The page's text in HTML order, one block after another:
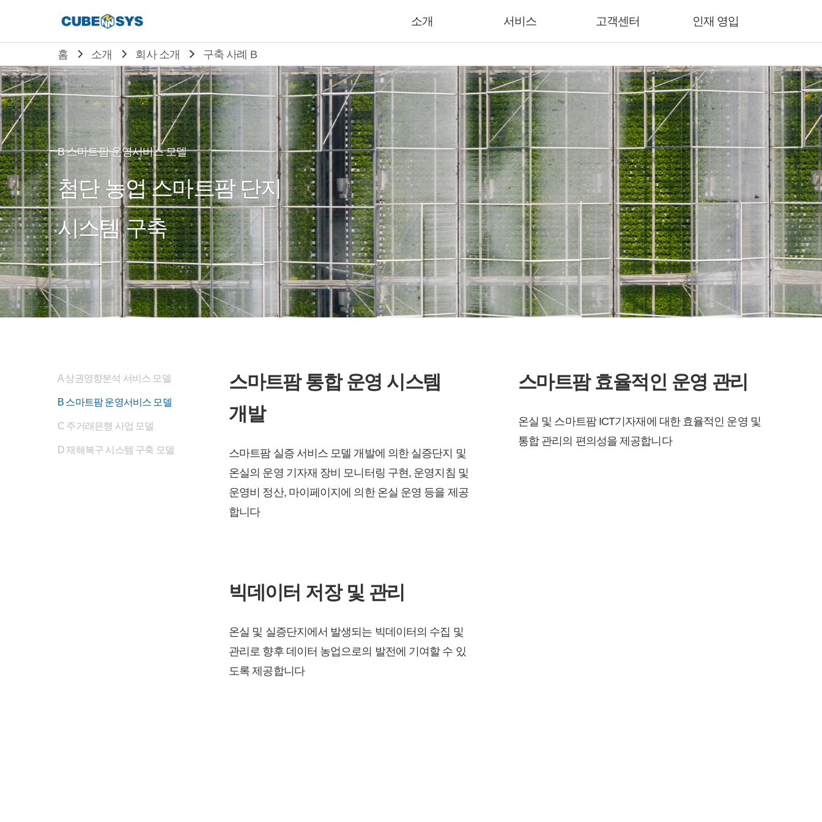
소개 서비스 고객센터 인재 영입
홈 소개 회사 소개 구축 사례 B
B 스마트팜 운영서비스 모델
첨단 농업 스마트팜 단지
시스템 구축
A 상권영향분석 서비스 모델
B 스마트팜 운영서비스 모델
C 주거래은행 사업 모델
D 재해복구 시스템 구축 모델
스마트팜 통합 운영 시스템
개발
스마트팜 실증 서비스 모델 개발에 의한 실증단지 및
온실의 운영 기자재 장비 모니터링 구현, 운영지침 및
운영비 정산, 마이페이지에 의한 온실 운영 등을 제공
합니다
스마트팜 효율적인 운영 관리
온실 및 스마트팜 ICT기자재에 대한 효율적인 운영 및
통합 관리의 편의성을 제공합니다
빅데이터 저장 및 관리
온실 및 실증단지에서 발생되는 빅데이터의 수집 및
관리로 향후 데이터 농업으로의 발전에 기여할 수 있
도록 제공합니다